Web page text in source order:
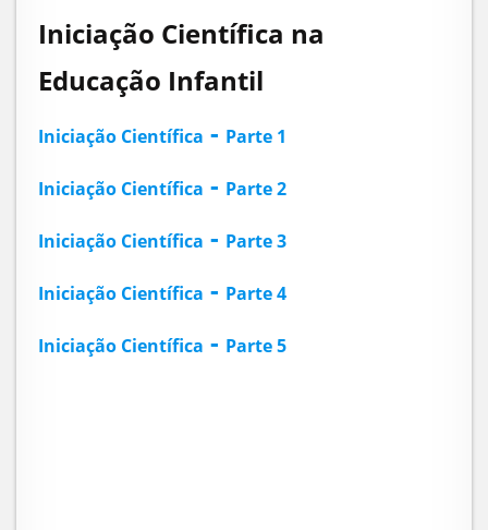
Iniciação Científica na
Educação Infantil
Iniciação Científica - Parte 1
Iniciação Científica - Parte 2
Iniciação Científica - Parte 3
Iniciação Científica - Parte 4
Iniciação Científica - Parte 5